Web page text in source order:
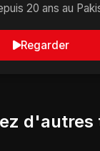
20 ans au
Regarder
d'autres